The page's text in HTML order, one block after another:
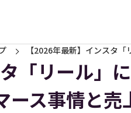
【2026年最新】インスタ
「リール」
ース事情と